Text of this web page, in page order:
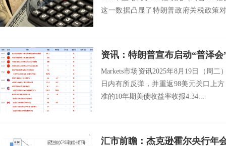
这一数据凸显了特朗普政府关税政策
Markets市场资讯2025年8月19日（周
日内有所反弹，并重返98美元关口上
准的10年期美债收益率收报4.34...